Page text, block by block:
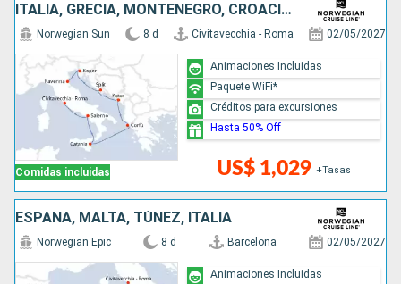
ITALIA, GRECIA, MONTENEGRO, CROACIA, ESLOVENIA
Comidas incluidas
Norwegian Sun 8 d Civitavecchia - Roma 02/05/2027
US$ 1,029 +Tasas
Animaciones Incluidas
Paquete WiFi*
Créditos para excursiones
Hasta 50% Off
ESPAÑA, MALTA, TÚNEZ, ITALIA
Norwegian Epic 8 d Barcelona 02/05/2027
Animaciones Incluidas